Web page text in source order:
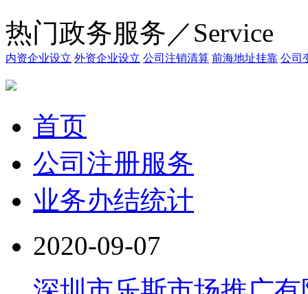
热门政务服务／Service
内资企业设立 外资企业设立 公司注销清算 前海地址挂靠 公司
首页
公司注册服务
业务办结统计
2020-09-07